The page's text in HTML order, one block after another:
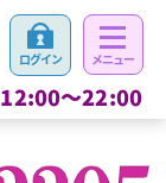
12:00～22:00